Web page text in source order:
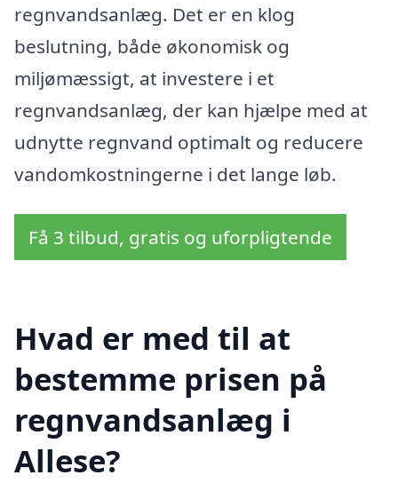
regnvandsanlæg. Det er en klog
beslutning, både økonomisk og
miljømæssigt, at investere i et
regnvandsanlæg, der kan hjælpe med at
udnytte regnvand optimalt og reducere
vandomkostningerne i det lange løb.
Få 3 tilbud, gratis og uforpligtende
Hvad er med til at
bestemme prisen på
regnvandsanlæg i
Allese?